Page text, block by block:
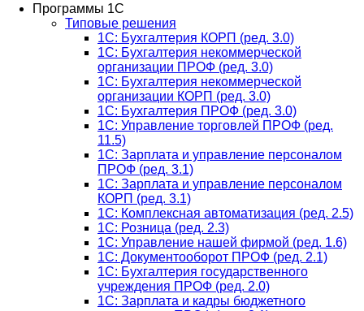
Программы 1С
Типовые решения
1C: Бухгалтерия КОРП (ред. 3.0)
1С: Бухгалтерия некоммерческой
организации ПРОФ (ред. 3.0)
1С: Бухгалтерия некоммерческой
организации КОРП (ред. 3.0)
1C: Бухгалтерия ПРОФ (ред. 3.0)
1C: Управление торговлей ПРОФ (ред.
11.5)
1C: Зарплата и управление персоналом
ПРОФ (ред. 3.1)
1C: Зарплата и управление персоналом
КОРП (ред. 3.1)
1C: Комплексная автоматизация (ред. 2.5)
1С: Розница (ред. 2.3)
1С: Управление нашей фирмой (ред. 1.6)
1С: Документооборот ПРОФ (ред. 2.1)
1C: Бухгалтерия государственного
учреждения ПРОФ (ред. 2.0)
1C: Зарплата и кадры бюджетного